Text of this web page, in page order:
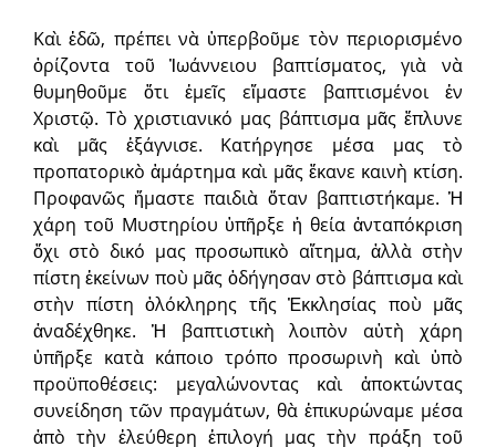
Καὶ ἐδῶ, πρέπει νὰ ὑπερβοῦμε τὸν περιορισμένο
ὁρίζοντα τοῦ Ἰωάννειου βαπτίσματος, γιὰ νὰ
θυμηθοῦμε ὅτι ἐμεῖς εἴμαστε βαπτισμένοι ἐν
Χριστῷ. Τὸ χριστιανικό μας βάπτισμα μᾶς ἔπλυνε
καὶ μᾶς ἐξάγνισε. Κατήργησε μέσα μας τὸ
προπατορικὸ ἁμάρτημα καὶ μᾶς ἔκανε καινὴ κτίση.
Προφανῶς ἤμαστε παιδιὰ ὅταν βαπτιστήκαμε. Ἡ
χάρη τοῦ Μυστηρίου ὑπῆρξε ἡ θεία ἀνταπόκριση
ὄχι στὸ δικό μας προσωπικὸ αἴτημα, ἀλλὰ στὴν
πίστη ἐκείνων ποὺ μᾶς ὁδήγησαν στὸ βάπτισμα καὶ
στὴν πίστη ὁλόκληρης τῆς Ἐκκλησίας ποὺ μᾶς
ἀναδέχθηκε. Ἡ βαπτιστικὴ λοιπὸν αὐτὴ χάρη
ὑπῆρξε κατὰ κάποιο τρόπο προσωρινὴ καὶ ὑπὸ
προϋποθέσεις: μεγαλώνοντας καὶ ἀποκτώντας
συνείδηση τῶν πραγμάτων, θὰ ἐπικυρώναμε μέσα
ἀπὸ τὴν ἐλεύθερη ἐπιλογή μας τὴν πράξη τοῦ